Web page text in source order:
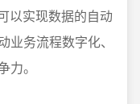
以实现数据的自动
务流程数字化、
。